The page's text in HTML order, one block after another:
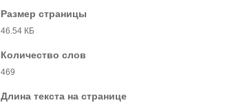
Размер страницы
46.54 КБ
Количество слов
469
Длина текста на странице